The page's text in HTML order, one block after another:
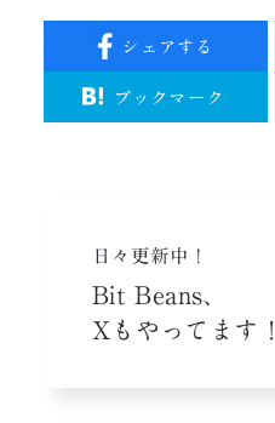
シェアする
ブックマーク
日々更新中！
Bit Beans、
Xもやってます！